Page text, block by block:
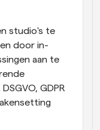
studio's te
door in-
aan te
GDPR